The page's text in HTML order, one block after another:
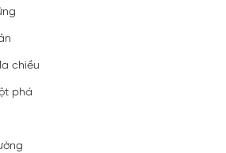
chiều
phá